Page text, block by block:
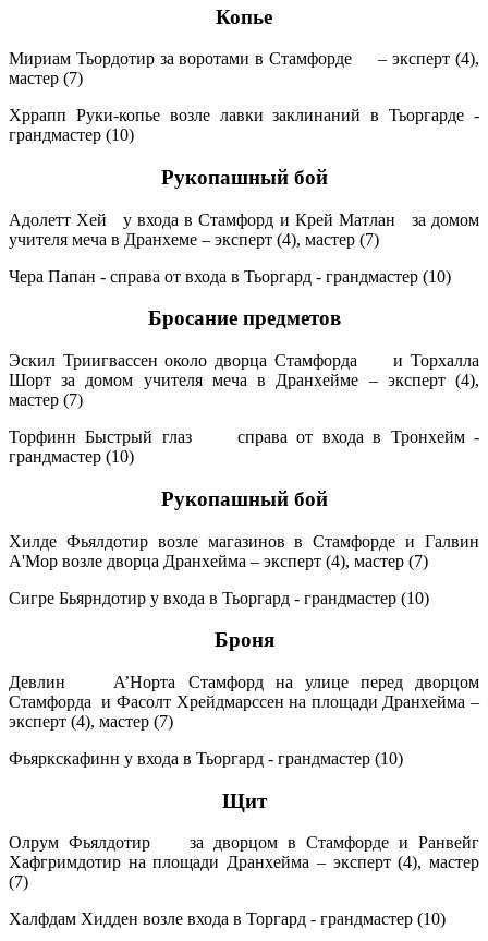
Копье
Мириам Тьордотир за воротами в Стамфорде – эксперт (4),
мастер (7)
Хррапп Руки-копье возле лавки заклинаний в Тьоргарде -
грандмастер (10)
Рукопашный бой
Адолетт Хей у входа в Стамфорд и Крей Матлан за домом
учителя меча в Дранхеме – эксперт (4), мастер (7)
Чера Папан - справа от входа в Тьоргард - грандмастер (10)
Бросание предметов
Эскил Триигвассен около дворца Стамфорда и Торхалла
Шорт за домом учителя меча в Дранхейме – эксперт (4),
мастер (7)
Торфинн Быстрый глаз справа от входа в Тронхейм -
грандмастер (10)
Рукопашный бой
Хилде Фьялдотир возле магазинов в Стамфорде и Галвин
A'Мор возле дворца Дранхейма – эксперт (4), мастер (7)
Сигре Бьярндотир у входа в Тьоргард - грандмастер (10)
Броня
Девлин A’Норта Стамфорд на улице перед дворцом
Стамфорда и Фасолт Хрейдмарссен на площади Дранхейма –
эксперт (4), мастер (7)
Фьяркскафинн у входа в Тьоргард - грандмастер (10)
Щит
Олрум Фьялдотир за дворцом в Стамфорде и Ранвейг
Хафгримдотир на площади Дранхейма – эксперт (4), мастер
(7)
Халфдам Хидден возле входа в Торгард - грандмастер (10)